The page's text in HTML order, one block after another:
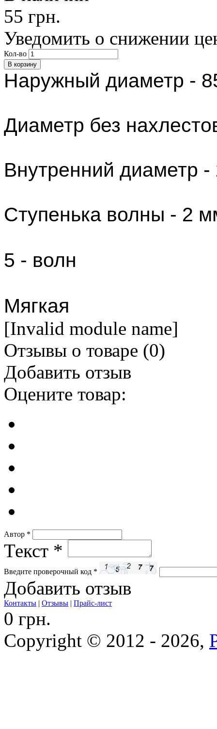
55 грн.
Уведомить о снижении
Кол-во
Наружный диаметр -
Диаметр без
Внутренний диаметр
Ступенька волны - 2
5 - волн
Мягкая
[Invalid module name]
Отзывы о товаре (0)
Добавить отзыв
Оцените товар:
Автор *
Текст *
Введите проверочный код *
Добавить отзыв
Контакты | Отзывы | Прайс-лист
0 грн.
Copyright © 2012 - 2026,